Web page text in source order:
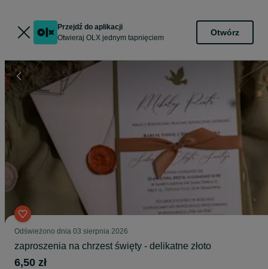
Przejdź do aplikacji
Otwieraj OLX jednym tapnięciem
Otwórz
Odświeżono dnia 03 sierpnia 2026
zaproszenia na chrzest święty - delikatne złoto
6,50 zł